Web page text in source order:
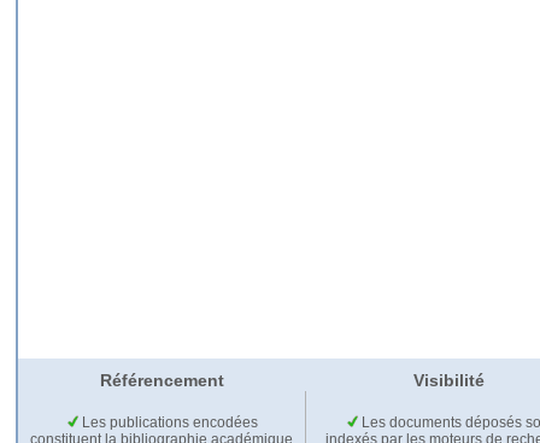
Référencement Visibilité
Les publications encodées
Les documents déposés